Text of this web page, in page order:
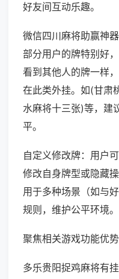
好友间互动乐趣。
微信四川麻将助赢神
部分用户的牌特别好
看到其他人的牌一样
在此类外挂。如(甘肃
水麻将十三张)等，建
平。
自定义修改牌：用户
修改自身牌型或隐藏
用于多种场景（如与
规则，维护公平环境。
聚焦相关游戏功能优势
多乐贵阳捉鸡麻将有